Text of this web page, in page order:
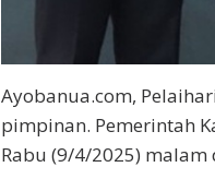
Ayobanua.com,
pimpinan. Pemerintah
Rabu (9/4/2025)